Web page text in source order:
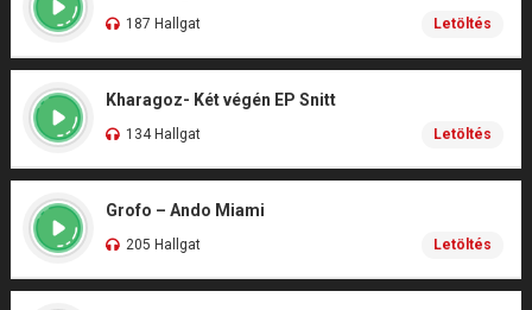
187 Hallgat Letöltés
Kharagoz- Két végén EP Snitt
134 Hallgat Letöltés
Grofo – Ando Miami
205 Hallgat Letöltés